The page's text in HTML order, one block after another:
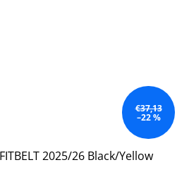
€37,13
–22 %
2025/26 Black/Yellow